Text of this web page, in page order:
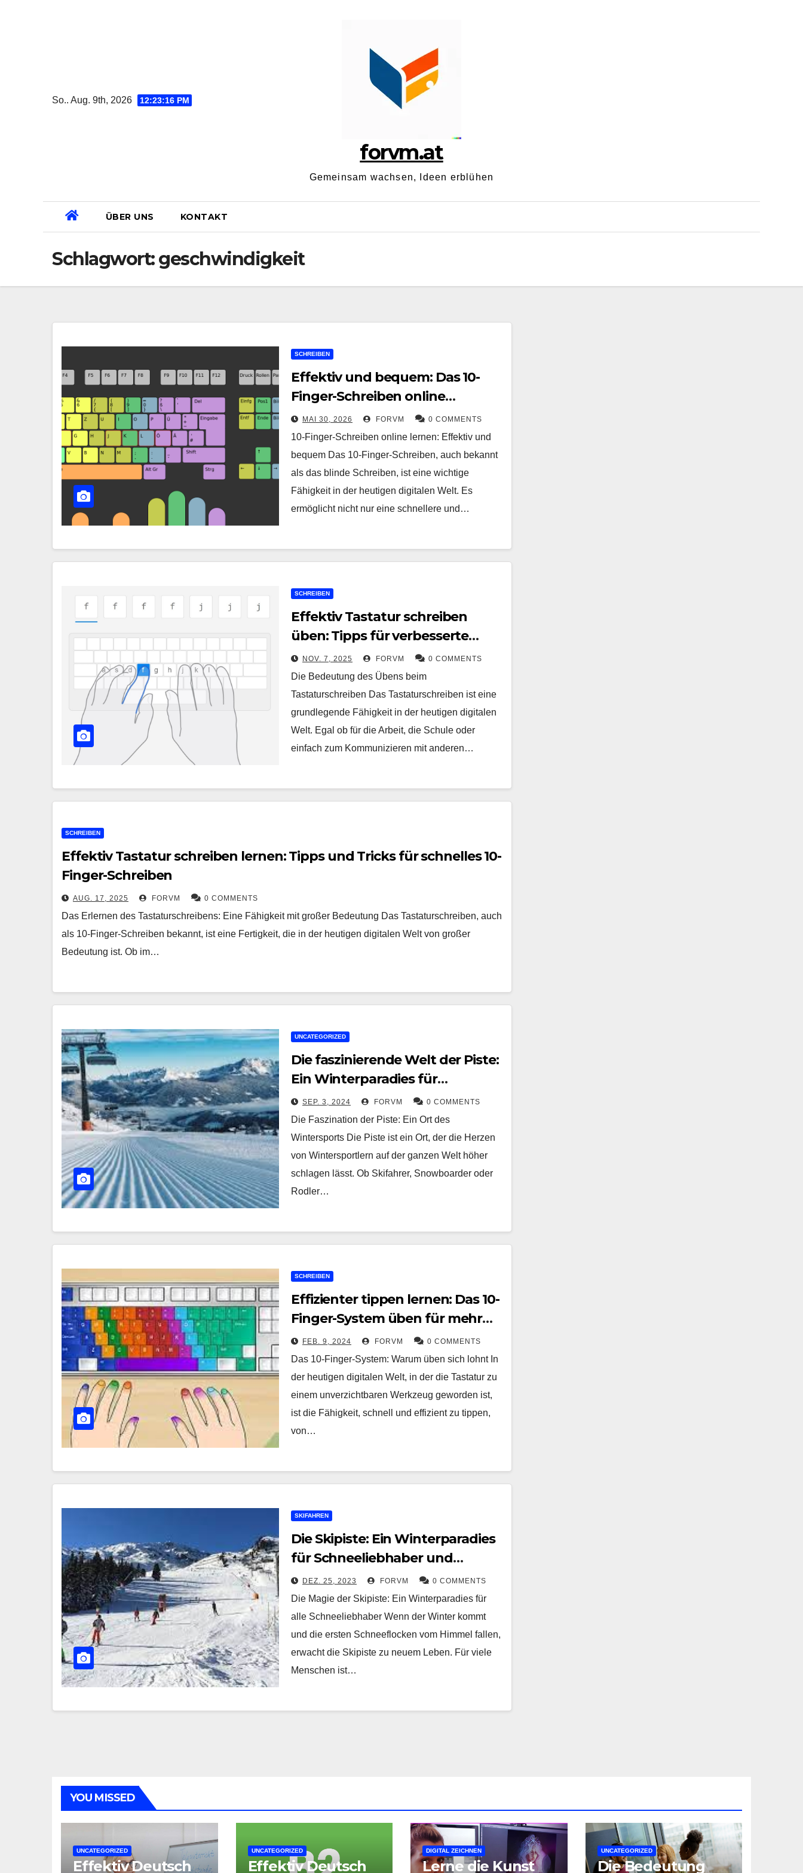
So.. Aug. 9th, 2026 12:23:17 PM
forvm.at
Gemeinsam wachsen, Ideen erblühen
ÜBER UNS KONTAKT
Schlagwort:geschwindigkeit
SCHREIBEN
Effektiv und bequem: Das 10-
Finger-Schreiben online
erlernen
MAI 30, 2026 FORVM 0 COMMENTS
10-Finger-Schreiben online lernen: Effektiv und
bequem Das 10-Finger-Schreiben, auch bekannt
als das blinde Schreiben, ist eine wichtige
Fähigkeit in der heutigen digitalen Welt. Es
ermöglicht nicht nur eine schnellere und…
SCHREIBEN
Effektiv Tastatur schreiben
üben: Tipps für verbesserte
Skills
NOV. 7, 2025 FORVM 0 COMMENTS
Die Bedeutung des Übens beim
Tastaturschreiben Das Tastaturschreiben ist eine
grundlegende Fähigkeit in der heutigen digitalen
Welt. Egal ob für die Arbeit, die Schule oder
einfach zum Kommunizieren mit anderen…
SCHREIBEN
Effektiv Tastatur schreiben lernen: Tipps und Tricks für schnelles 10-
Finger-Schreiben
AUG. 17, 2025 FORVM 0 COMMENTS
Das Erlernen des Tastaturschreibens: Eine Fähigkeit mit großer Bedeutung Das Tastaturschreiben, auch
als 10-Finger-Schreiben bekannt, ist eine Fertigkeit, die in der heutigen digitalen Welt von großer
Bedeutung ist. Ob im…
UNCATEGORIZED
Die faszinierende Welt der Piste:
Ein Winterparadies für
Wintersportler
SEP. 3, 2024 FORVM 0 COMMENTS
Die Faszination der Piste: Ein Ort des
Wintersports Die Piste ist ein Ort, der die Herzen
von Wintersportlern auf der ganzen Welt höher
schlagen lässt. Ob Skifahrer, Snowboarder oder
Rodler…
SCHREIBEN
Effizienter tippen lernen: Das 10-
Finger-System üben für mehr
Produktivität
FEB. 9, 2024 FORVM 0 COMMENTS
Das 10-Finger-System: Warum üben sich lohnt In
der heutigen digitalen Welt, in der die Tastatur zu
einem unverzichtbaren Werkzeug geworden ist,
ist die Fähigkeit, schnell und effizient zu tippen,
von…
SKIFAHREN
Die Skipiste: Ein Winterparadies
für Schneeliebhaber und
Adrenalinjunkies
DEZ. 25, 2023 FORVM 0 COMMENTS
Die Magie der Skipiste: Ein Winterparadies für
alle Schneeliebhaber Wenn der Winter kommt
und die ersten Schneeflocken vom Himmel fallen,
erwacht die Skipiste zu neuem Leben. Für viele
Menschen ist…
YOU MISSED
UNCATEGORIZED
Effektiv Deutsch
UNCATEGORIZED
Effektiv Deutsch
DIGITAL ZEICHNEN
Lerne die Kunst
UNCATEGORIZED
Die Bedeutung